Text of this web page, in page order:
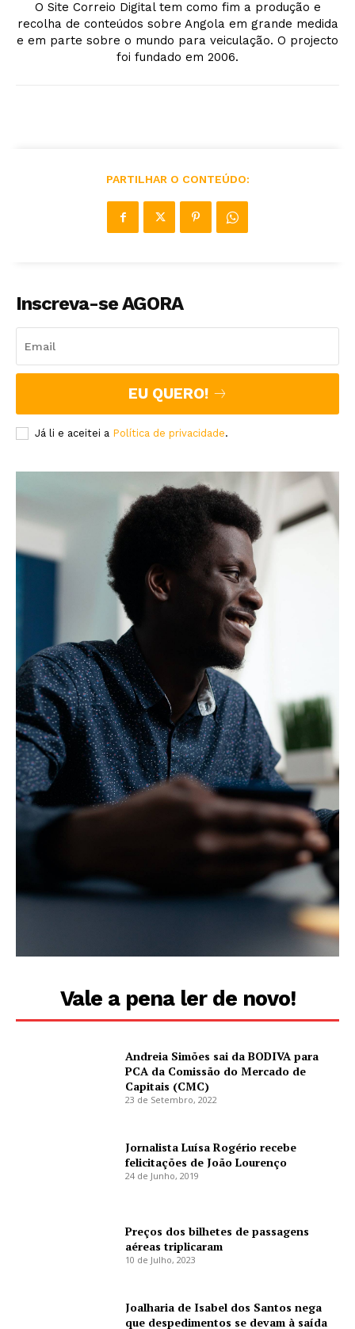
O Site Correio Digital tem como fim a produção e
recolha de conteúdos sobre Angola em grande medida
e em parte sobre o mundo para veiculação. O projecto
foi fundado em 2006.
PARTILHAR O CONTEÚDO:
Inscreva-se AGORA
EU QUERO!
Já li e aceitei a Política de privacidade.
Vale a pena ler de novo!
Andreia Simões sai da BODIVA para
PCA da Comissão do Mercado de
Capitais (CMC)
23 de Setembro, 2022
Jornalista Luísa Rogério recebe
felicitações de João Lourenço
24 de Junho, 2019
Preços dos bilhetes de passagens
aéreas triplicaram
10 de Julho, 2023
Joalharia de Isabel dos Santos nega
que despedimentos se devam à saída